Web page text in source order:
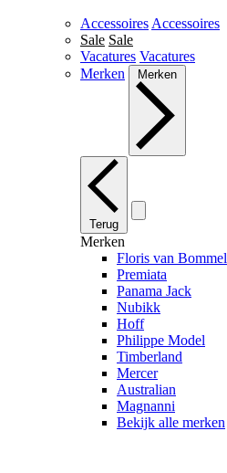
Accessoires Accessoires
Sale Sale
Vacatures Vacatures
Merken
Merken
Terug
Merken
Floris van Bommel
Premiata
Panama Jack
Nubikk
Hoff
Philippe Model
Timberland
Mercer
Australian
Magnanni
Bekijk alle merken